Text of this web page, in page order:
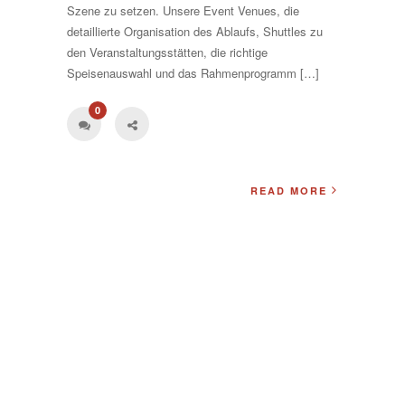
Szene zu setzen. Unsere Event Venues, die
detaillierte Organisation des Ablaufs, Shuttles zu
den Veranstaltungsstätten, die richtige
Speisenauswahl und das Rahmenprogramm […]
0
READ MORE